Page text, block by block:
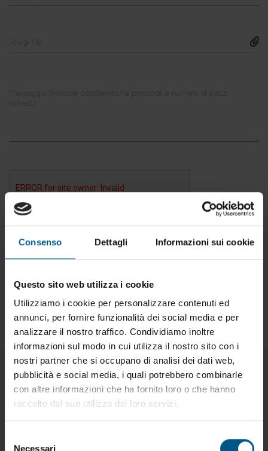
Consenso Dettagli Informazioni sui cookie
Questo sito web utilizza i cookie
Utilizziamo i cookie per personalizzare contenuti ed
annunci, per fornire funzionalità dei social media e per
analizzare il nostro traffico. Condividiamo inoltre
informazioni sul modo in cui utilizza il nostro sito con i
nostri partner che si occupano di analisi dei dati web,
pubblicità e social media, i quali potrebbero combinarle
con altre informazioni che ha fornito loro o che hanno
raccolto dal suo utilizzo dei loro servizi.
Necessari
privacy policy.
INVIA
Prodotti correlati: